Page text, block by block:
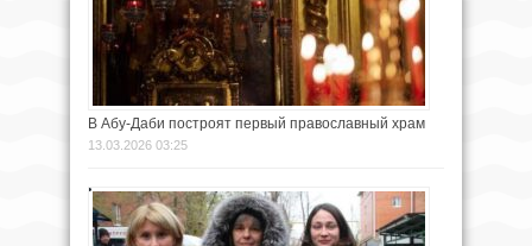
В Абу-Даби построят первый православный храм
13.03.2026 03:25